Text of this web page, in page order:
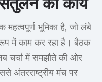
महत्वपूर्ण भूमिका है, जो लंबे
में काम कर रहा है। बैठक
चर्चा में समझौते की ओर
अंतरराष्ट्रीय मंच पर